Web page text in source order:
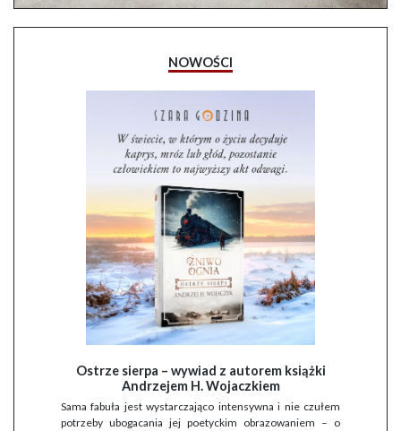
NOWOŚCI
Ostrze sierpa – wywiad z autorem książki
Andrzejem H. Wojaczkiem
Sama fabuła jest wystarczająco intensywna i nie czułem
potrzeby ubogacania jej poetyckim obrazowaniem – o